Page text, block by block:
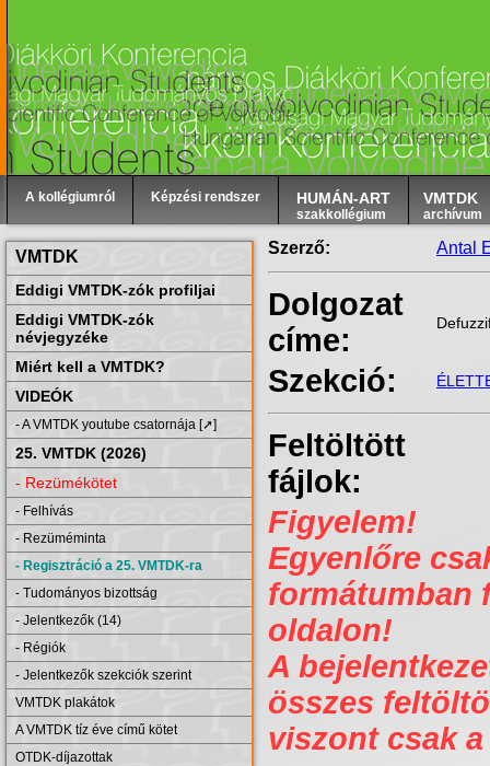
A kollégiumról Képzési rendszer HUMÁN-ART
szakkollégium
VMTDK
archívum
VMTDK
Eddigi VMTDK-zók profiljai
Eddigi VMTDK-zók
névjegyzéke
Miért kell a VMTDK?
VIDEÓK
- A VMTDK youtube csatornája [➚]
25. VMTDK (2026)
- Rezümékötet
- Felhívás
- Rezüméminta
- Regisztráció a 25. VMTDK-ra
- Tudományos bizottság
- Jelentkezők (14)
- Régiók
- Jelentkezők szekciók szerint
VMTDK plakátok
A VMTDK tíz éve című kötet
OTDK-díjazottak
Szerző: Antal
Dolgozat
címe:
Szekció:
Feltöltött
fájlok:
Figyelem!
Egyenlőre
formátumban
oldalon!
A
összes
viszont csak